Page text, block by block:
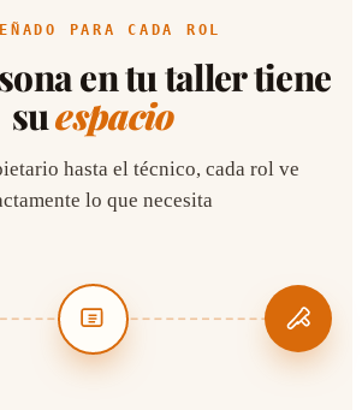
PARA CADA ROL
en tu taller tiene
suespacio
hasta el técnico, cada rol ve
lo que necesita